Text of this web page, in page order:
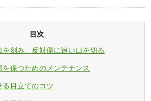
目次
刻み、反対側に追い口を切る
保つためのメンテナンス
目立てのコツ